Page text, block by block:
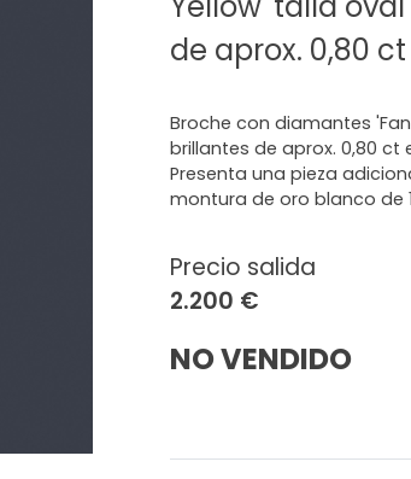
de aprox. 0,80
Precio salida
2.200 €
NO VENDIDO
Broche con diamantes
brillantes de aprox. 0,80 ct
Presenta una pieza
montura de oro blanco de